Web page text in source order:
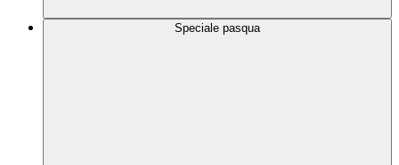
Speciale pasqua